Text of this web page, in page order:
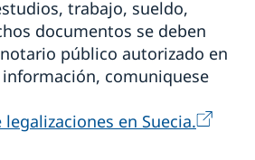
trabajo, sueldo,
documentos se deben
público autorizado en
información, comuniquese
en Suecia.